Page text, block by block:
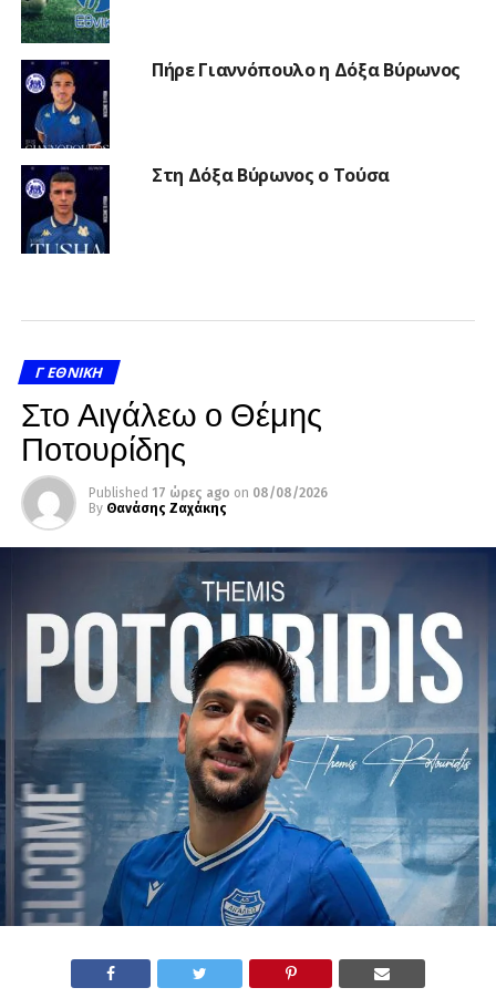
Πήρε Γιαννόπουλο η Δόξα Βύρωνος
Στη Δόξα Βύρωνος ο Τούσα
Γ ΕΘΝΙΚΉ
Στο Αιγάλεω ο Θέμης
Ποτουρίδης
Published 17 ώρες ago on 08/08/2026
By Θανάσης Ζαχάκης